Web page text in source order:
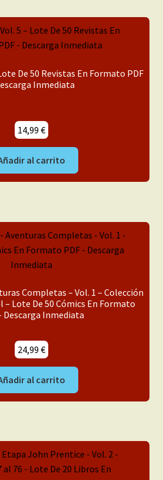
De 50 Revistas En Formato PDF
Inmediata
14,99 €
al carrito
Completas – Vol. 1 – Colección
– Lote De 50 Cómics En Formato
Descarga Inmediata
24,99 €
al carrito